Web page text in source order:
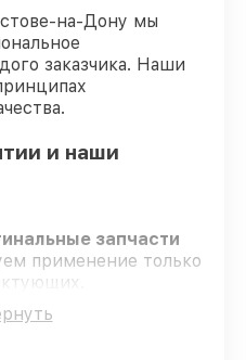
на-Дону мы
заказчика. Наши
и наши
запчасти
применение только
инженеры
контроль знаний и